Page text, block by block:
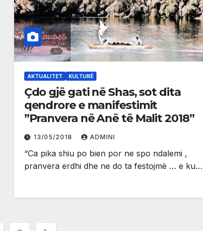
AKTUALITET KULTURË
Çdo gjë gati në Shas, sot dita
qendrore e manifestimit
”Pranvera në Anë të Malit 2018”
13/05/2018 ADMINI
“Ca pika shiu po bien por ne spo ndalemi ,
pranvera erdhi dhe ne do ta festojmè … e ku…